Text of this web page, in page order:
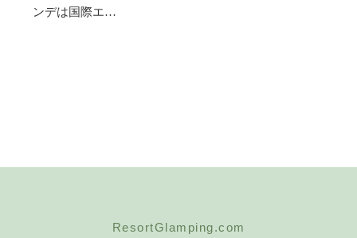
ンデは国際エ…
ResortGlamping.com